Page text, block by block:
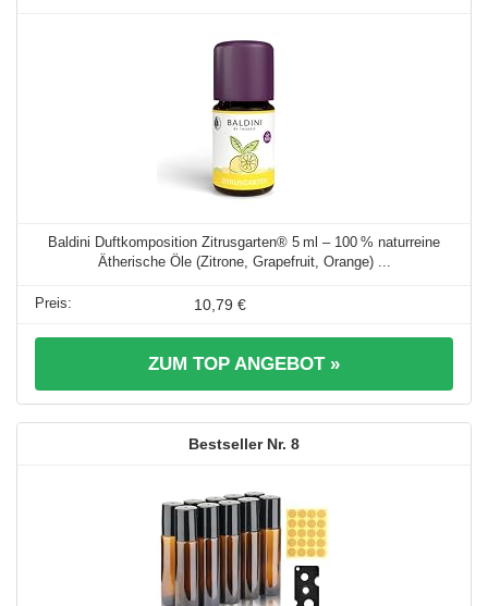
Baldini Duftkomposition Zitrusgarten® 5 ml – 100 % naturreine
Ätherische Öle (Zitrone, Grapefruit, Orange) ...
10,79 €
ZUM TOP ANGEBOT »
8